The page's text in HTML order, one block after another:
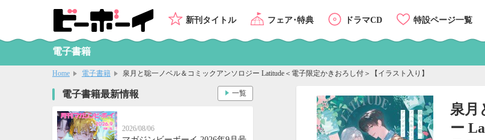
新刊タイトル フェア･特典 ドラマCD 特設ページ一覧
電子書籍
Home 電子書籍 泉月と聡一ノベル＆コミックアンソロジー Latitude＜電子限定かきおろし付＞【イラスト入り】
泉月
ー
電子書籍最新情報
2026/08/06
一覧